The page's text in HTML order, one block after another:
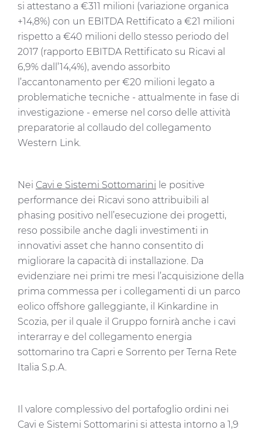
si attestano a €311 milioni (variazione organica
+14,8%) con un EBITDA Rettificato a €21 milioni
rispetto a €40 milioni dello stesso periodo del
2017 (rapporto EBITDA Rettificato su Ricavi al
6,9% dall’14,4%), avendo assorbito
l’accantonamento per €20 milioni legato a
problematiche tecniche - attualmente in fase di
investigazione - emerse nel corso delle attività
preparatorie al collaudo del collegamento
Western Link.
Nei Cavi e Sistemi Sottomarini le positive
performance dei Ricavi sono attribuibili al
phasing positivo nell’esecuzione dei progetti,
reso possibile anche dagli investimenti in
innovativi asset che hanno consentito di
migliorare la capacità di installazione. Da
evidenziare nei primi tre mesi l’acquisizione della
prima commessa per i collegamenti di un parco
eolico offshore galleggiante, il Kinkardine in
Scozia, per il quale il Gruppo fornirà anche i cavi
interarray e del collegamento energia
sottomarino tra Capri e Sorrento per Terna Rete
Italia S.p.A.
Il valore complessivo del portafoglio ordini nei
Cavi e Sistemi Sottomarini si attesta intorno a 1,9